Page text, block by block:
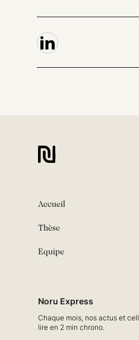
Accueil
Thèse
Equipe
Noru Express
Chaque mois, nos actus et
lire en 2 min chrono.